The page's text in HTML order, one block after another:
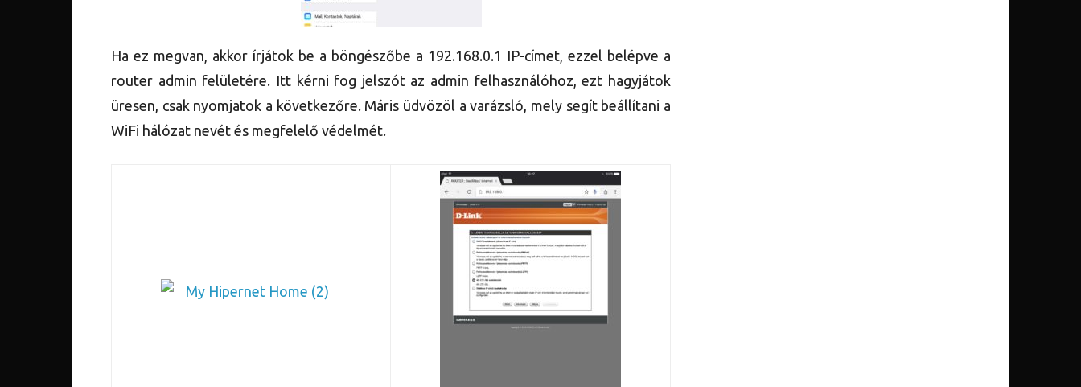
Ha ez megvan, akkor írjátok be a böngészőbe a 192.168.0.1 IP-címet, ezzel belépve a
router admin felületére. Itt kérni fog jelszót az admin felhasználóhoz, ezt hagyjátok
üresen, csak nyomjatok a következőre. Máris üdvözöl a varázsló, mely segít beállítani a
WiFi hálózat nevét és megfelelő védelmét.